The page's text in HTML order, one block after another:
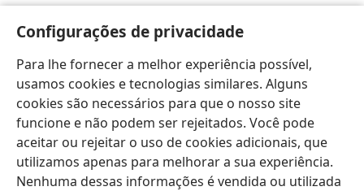
Configurações de privacidade
Para lhe fornecer a melhor experiência possível,
usamos cookies e tecnologias similares. Alguns
cookies são necessários para que o nosso site
funcione e não podem ser rejeitados. Você pode
aceitar ou rejeitar o uso de cookies adicionais, que
utilizamos apenas para melhorar a sua experiência.
Nenhuma dessas informações é vendida ou utilizada
Português (Brasil) Preferências
Copyright© 2026 Watch Tower Bible and Tract Society of Pennsylvania
Termos de Uso
Política de Privacidade
Configurações de Privacidade
JW.ORG Login